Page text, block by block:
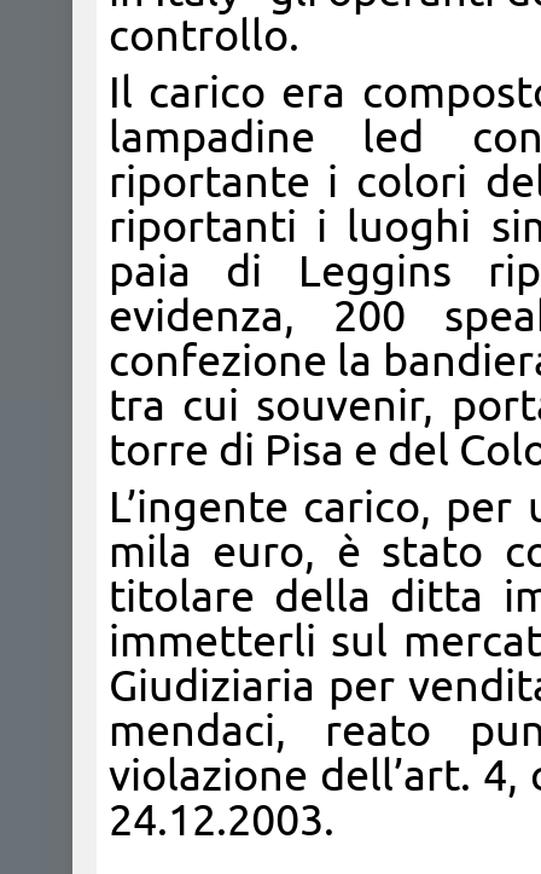
controllo.
Il carico era
lampadine led
riportante i colori
riportanti i luoghi
paia di Leggins
evidenza, 200
confezione la
tra cui souvenir,
torre di Pisa e del
L’ingente carico,
mila euro, è stato
titolare della ditta
immetterli sul
Giudiziaria per
mendaci, reato
violazione dell’art. 4,
24.12.2003.